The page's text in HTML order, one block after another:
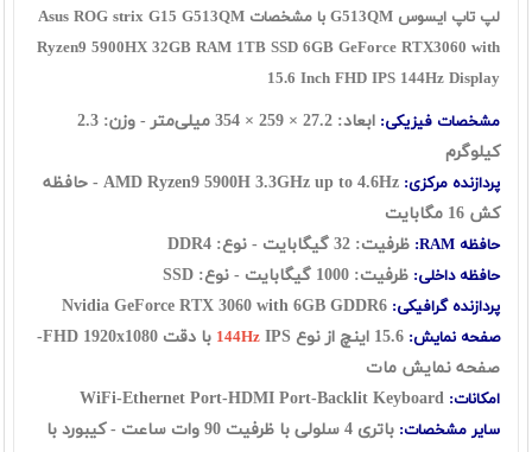
لپ تاپ ایسوس G513QM با مشخصات Asus ROG strix G15 G513QM
Ryzen9 5900HX 32GB RAM 1TB SSD 6GB GeForce RTX3060 with
15.6 Inch FHD IPS 144Hz Display
مشخصات فیزیکی: ابعاد: 27.2
×
259
×
354
میلی‌متر - وزن: 2.3
کیلوگرم
پردازنده مرکزی: AMD Ryzen9 5900H 3.3GHz up to 4.6Hz - حافظه
کش 16 مگابایت
حافظه RAM: ظرفیت: 32 گيگابايت - نوع: DDR4
حافظه داخلی: ظرفیت: 1000 گیگابایت - نوع: SSD
پردازنده گرافیکی:
صفحه نمایش: 144Hz
IPS با دقت FHD 1920x1080-
صفحه نمایش مات
امکانات:
سایر مشخصات: باتری 4 سلولی با ظرفیت 90 وات ساعت
- کیبورد با